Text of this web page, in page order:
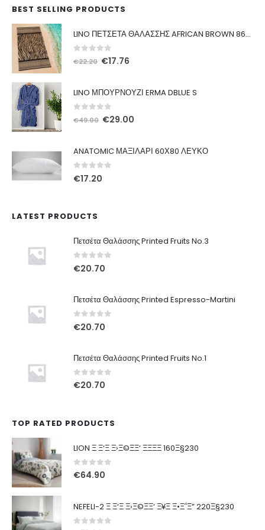
BEST SELLING PRODUCTS
LINO ΠΕΤΣΕΤΑ ΘΑΛΑΣΣΗΣ AFRICAN BROWN 86X160
out of 5
€22.20 Original
€17.76
LINO ΜΠΟΥΡΝΟΥΖΙ ERMA DBLUE S
out of 5
€49.00 Original
€29.00
ANATOMIC ΜΑΞΙΛΑΡΙ 60Χ80 ΛΕΥΚΟ
0out of 5
€17.20
LATEST PRODUCTS
Πετσέτα Θαλάσσης Printed Fruits No.3
0out of 5
€20.70
Πετσέτα Θαλάσσης Printed Espresso-Martini
0out of 5
€20.70
Πετσέτα Θαλάσσης Printed Fruits No.1
0out of 5
€20.70
TOP RATED PRODUCTS
LION Ξ Ξ‘Ξ Ξ›Ξ©ΞΞ‘ ΞΞΞΞ 160Ξ§230
0out of 5
€64.90
NEFELI-2 Ξ Ξ‘Ξ Ξ›Ξ©ΞΞ‘ Ξ¥Ξ Ξ•Ξ΅Ξ” 220Ξ§230